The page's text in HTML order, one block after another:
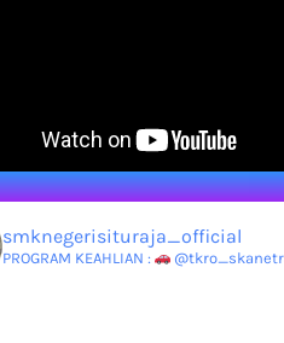
smknegerisituraja_official
PROGRAM KEAHLIAN :